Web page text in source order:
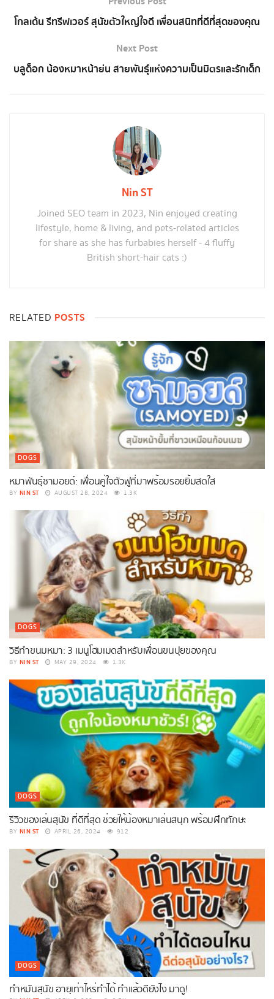
โกลเด้น รีทรีฟเวอร์ สุนัขตัวใหญ่ใจดี เพื่อนสนิทที่ดีที่สุดของคุณ
Next Post
บลูด็อก น้องหมาหน้าย่น สายพันธุ์แห่งความเป็นมิตรและรักเด็ก
Nin ST
Joined SEO team in 2023, Nin enjoyed creating
lifestyle, home & living, and pets-related articles
for share as she has furbabies herself - 4 fluffy
British short-hair cats :)
RELATED POSTS
DOGS
หมาพันธุ์ซามอยด์: เพื่อนคู่ใจตัวฟูที่มาพร้อมรอยยิ้มสดใส
BY NIN ST AUGUST 28, 2024 1.3K
DOGS
วิธีทำขนมหมา: 3 เมนูโฮมเมดสำหรับเพื่อนขนปุยของคุณ
BY NIN ST MAY 29, 2024 1.3K
DOGS
รีวิวของเล่นสุนัข ที่ดีที่สุด ช่วยให้น้องหมาเล่นสนุก พร้อมฝึกทักษะ
BY NIN ST APRIL 26, 2024 912
DOGS
ทำหมันสุนัข อายุเท่าไหร่ทำได้ ทำแล้วดียังไง มาดู!